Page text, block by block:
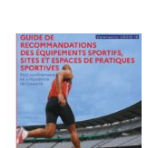
des
articles